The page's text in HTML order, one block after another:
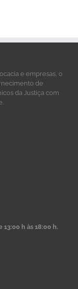
e empresas, o
de
da Justiça com
h às 18:00 h.